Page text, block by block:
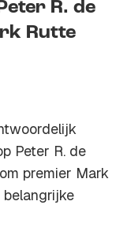
R. de
Rutte
Peter R. de
premier Mark